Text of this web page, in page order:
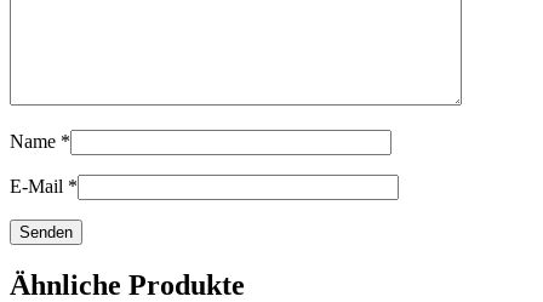
Name *
E-Mail *
Ähnliche Produkte